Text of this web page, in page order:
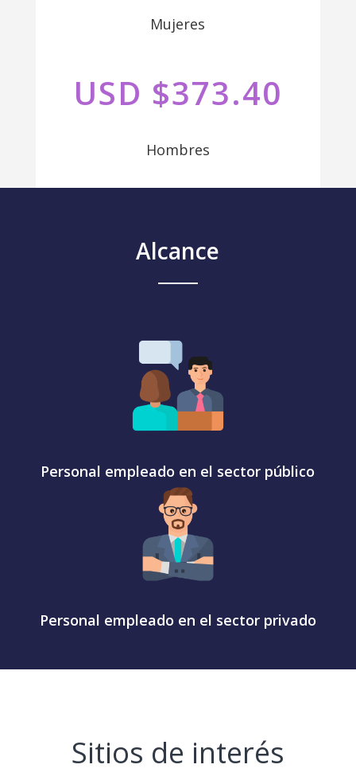
Mujeres
USD $373.40
Hombres
Alcance
Personal empleado en el sector público
Personal empleado en el sector privado
Sitios de interés